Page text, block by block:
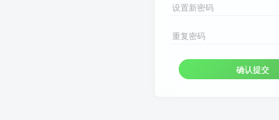
设置新密码
重复密码
确认提交